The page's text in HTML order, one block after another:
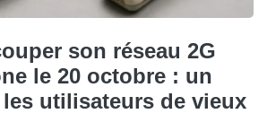
son réseau 2G
le 20 octobre : un
utilisateurs de vieux